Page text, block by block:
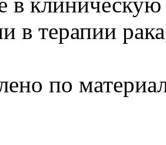
в терапии
по